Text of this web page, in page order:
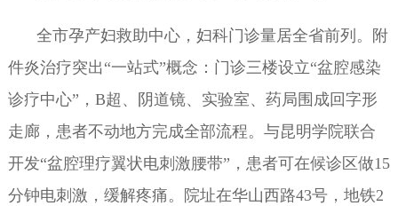
全市孕产妇救助中心，妇科门诊量居全省前列。附
件炎治疗突出“一站式”概念：门诊三楼设立“盆腔感染
诊疗中心”，B超、阴道镜、实验室、药局围成回字形
走廊，患者不动地方完成全部流程。与昆明学院联合
开发“盆腔理疗翼状电刺激腰带”，患者可在候诊区做15
分钟电刺激，缓解疼痛。院址在华山西路43号，地铁2